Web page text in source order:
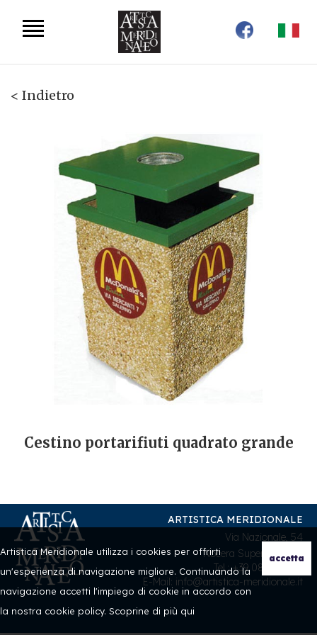
Artistica Meridionale utilizza i cookies per offrirti
un'esperienza di navigazione migliore. Continuando la
navigazione accetti l'impiego di cookie in accordo con
la nostra cookie policy. Scoprine di più qui
< Indietro
Cestino portarifiuti quadrato grande
ARTISTICA MERIDIONALE
Via Nazionale, 54
Nocera Superiore (SA)
Tel.: +39 081 933059
E-Mail: info@artistica-meridionale.it